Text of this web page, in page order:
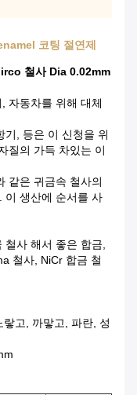
코팅 절연제
철사 Dia 0.02mm
자동차를 위해 대체
기, 등은 이 신청을 위
질의 가득 차있는 이
같은 귀금속 철사의
이 생산에 순서를 사
철사 해서 좋은 합금,
철사, NiCr 합금 철
고, 까맣고, 파란, 성